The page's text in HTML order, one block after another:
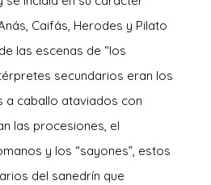
Caifás, Herodes y Pilato
las escenas de “los
secundarios eran los
a caballo ataviados con
las procesiones, el
y los “sayones”, estos
del sanedrín que